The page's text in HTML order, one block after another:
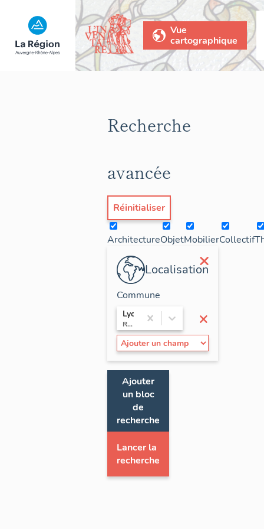
Vue
cartographique
Recherche
avancée
Réinitialiser
ArchitectureObjetMobilierCollectif
×
Localisation
×
Commune
Lyon
Rhône-Alpes / Rhône
Ajouter
un bloc
de
recherche
Lancer la
recherche